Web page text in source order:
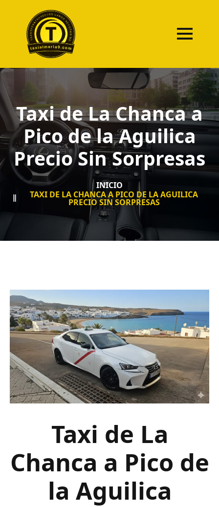
Taxi de La Chanca a
Pico de la Aguilica
Precio Sin Sorpresas
INICIO
TAXI DE LA CHANCA A PICO DE LA AGUILICA
PRECIO SIN SORPRESAS
Taxi de La
Chanca a Pico de
la Aguilica